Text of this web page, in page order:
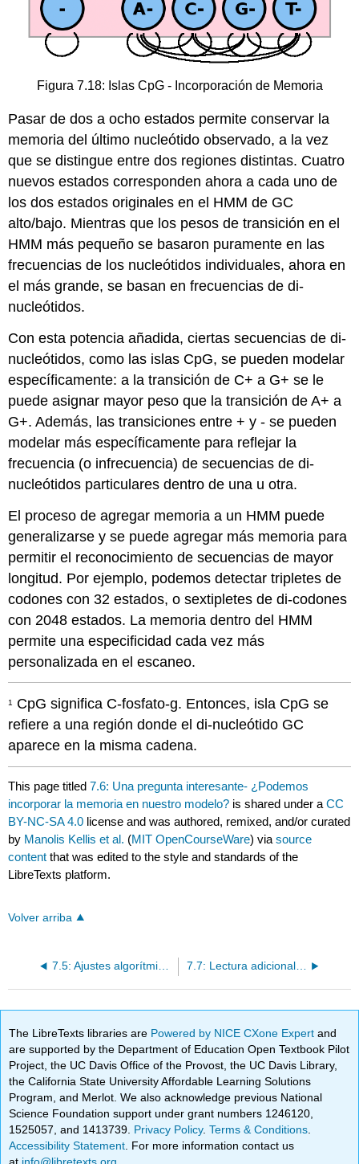
Figura 7.18: Islas CpG - Incorporación de Memoria
Pasar de dos a ocho estados permite conservar la
memoria del último nucleótido observado, a la vez
que se distingue entre dos regiones distintas. Cuatro
nuevos estados corresponden ahora a cada uno de
los dos estados originales en el HMM de GC
alto/bajo. Mientras que los pesos de transición en el
HMM más pequeño se basaron puramente en las
frecuencias de los nucleótidos individuales, ahora en
el más grande, se basan en frecuencias de di-
nucleótidos.
Con esta potencia añadida, ciertas secuencias de di-
nucleótidos, como las islas CpG, se pueden modelar
específicamente: a la transición de C+ a G+ se le
puede asignar mayor peso que la transición de A+ a
G+. Además, las transiciones entre + y - se pueden
modelar más específicamente para reflejar la
frecuencia (o infrecuencia) de secuencias de di-
nucleótidos particulares dentro de una u otra.
El proceso de agregar memoria a un HMM puede
generalizarse y se puede agregar más memoria para
permitir el reconocimiento de secuencias de mayor
longitud. Por ejemplo, podemos detectar tripletes de
codones con 32 estados, o sextipletes de di-codones
con 2048 estados. La memoria dentro del HMM
permite una especificidad cada vez más
personalizada en el escaneo.
1
CpG significa C-fosfato-g. Entonces, isla CpG se
refiere a una región donde el di-nucleótido GC
aparece en la misma cadena.
This page titled7.6: Una pregunta interesante- ¿Podemos
incorporar la memoria en nuestro modelo? is shared under aCC
BY-NC-SA 4.0 license and was authored, remixed, and/or curated
by Manolis Kellis et al. (MIT OpenCourseWare) viasource
content that was edited to the style and standards of the
LibreTexts platform.
Volver arriba
7.5: Ajustes algorítmicos para HMM
The LibreTexts libraries are Powered by NICE CXone Expertand
are supported by the Department of Education Open Textbook Pilot
Project, the UC Davis Office of the Provost, the UC Davis Library,
the California State University Affordable Learning Solutions
Program, and Merlot. We also acknowledge previous National
Science Foundation support under grant numbers 1246120,
1525057, and 1413739. Privacy Policy.Terms & Conditions
Accessibility Statement . For more information contact us